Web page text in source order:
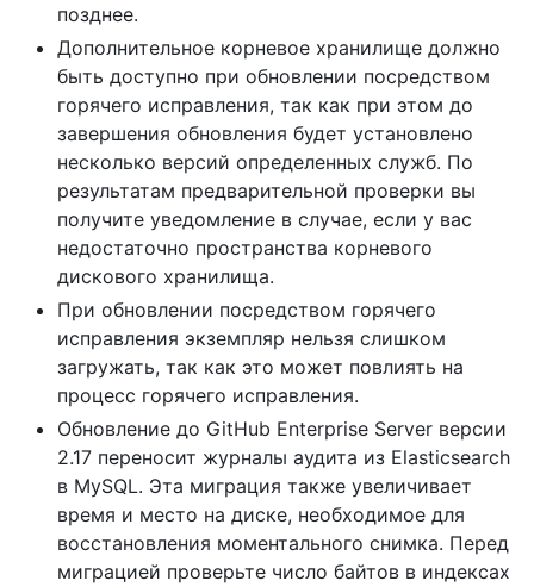
позднее.
Дополнительное корневое хранилище должно
быть доступно при обновлении посредством
горячего исправления, так как при этом до
завершения обновления будет установлено
несколько версий определенных служб. По
результатам предварительной проверки вы
получите уведомление в случае, если у вас
недостаточно пространства корневого
дискового хранилища.
При обновлении посредством горячего
исправления экземпляр нельзя слишком
загружать, так как это может повлиять на
процесс горячего исправления.
Обновление до GitHub Enterprise Server версии
2.17 переносит журналы аудита из Elasticsearch
в MySQL. Эта миграция также увеличивает
время и место на диске, необходимое для
восстановления моментального снимка. Перед
миграцией проверьте число байтов в индексах